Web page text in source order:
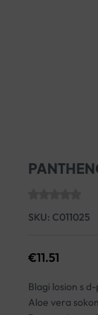
SKU: C011025
€11.51
Blagi losion s
Aloe vera